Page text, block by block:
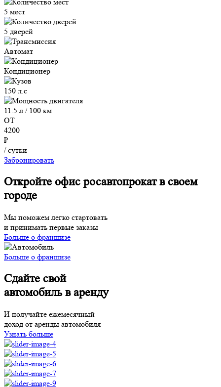
5 мест
5 дверей
Автомат
Кондиционер
150 л.с
11.5 л / 100 км
ОТ
4200
₽
/ сутки
Забронировать
Откройте офис росавтопрокат в своем
городе
Мы поможем легко стартовать
и принимать первые заказы
Больше о франшизе
Больше о франшизе
Сдайте свой
автомобиль в аренду
И получайте ежемесячный
доход от аренды автомобиля
Узнать больше